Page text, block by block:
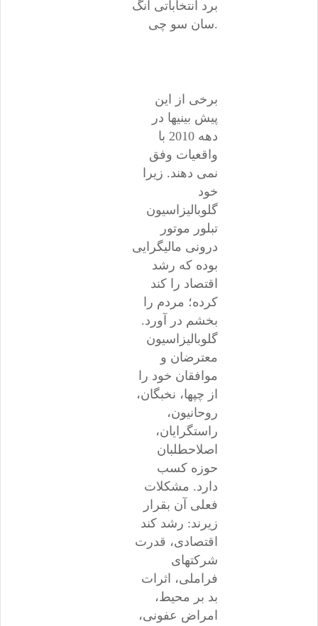
برد انتخاباتی آنگ
سان سو چی.
برخی از این
پیش بینیها در
دهه 2010 با
واقعیات وفق
نمی دهند. زیرا
خود
گلوبالیزاسیون
تبلور موتور
درونی مالیگرایی
بوده که رشد
اقتصاد را کند
کرده؛ مردم را
بخشم در آورد.
گلوبالیزاسیون
معترضان و
موافقان خود را
از چپها، نخبگان،
روحانیون،
راستگرایان،
اصلاحطلبان
حوزه کسب
دارد. مشکلات
فعلی آن بقرار
زیرند: رشد کند
اقتصادی، قدرت
شرکتهای
فراملی، اثرات
بد بر محیط،
امراض عفونی،